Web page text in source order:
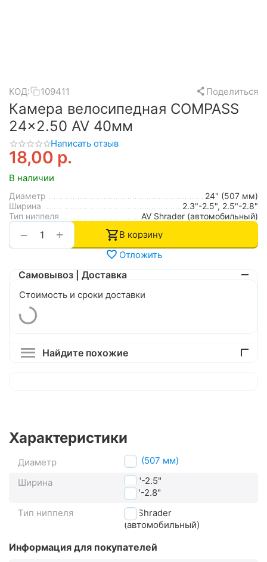
КОД: 109411 Поделиться
Камера велосипедная COMPASS
24x2.50 AV 40мм
Написать отзыв
18,00 р.
В наличии
Диаметр
24" (507 мм)
Ширина
2.3"-2.5", 2.5"-2.8"
Тип ниппеля
AV Shrader (автомобильный)
+
−
В корзину
Отложить
Самовывоз | Доставка
Стоимость и сроки доставки
Найдите похожие
Характеристики
Диаметр
24" (507 мм)
Ширина
2.3"-2.5"
2.5"-2.8"
Тип ниппеля
AV Shrader
(автомобильный)
Информация для покупателей